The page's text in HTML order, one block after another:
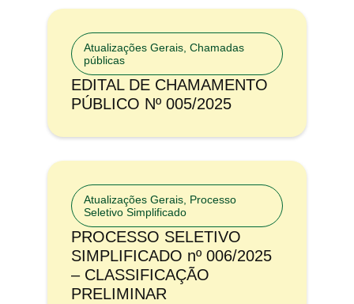
Atualizações Gerais, Chamadas
públicas
EDITAL DE CHAMAMENTO
PÚBLICO Nº 005/2025
Atualizações Gerais, Processo
Seletivo Simplificado
PROCESSO SELETIVO
SIMPLIFICADO nº 006/2025
– CLASSIFICAÇÃO
PRELIMINAR